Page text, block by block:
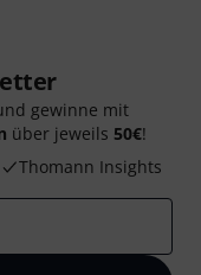
gewinne mit
über jeweils 50€!
Thomann Insights